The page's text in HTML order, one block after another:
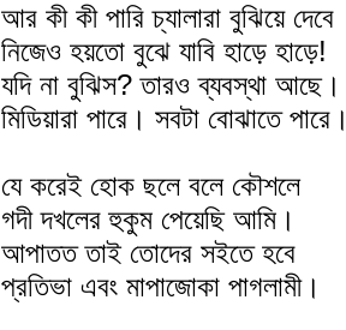
আর কী কী পারি চ্যালারা বুঝিয়ে দেবে
নিজেও হয়তো বুঝে যাবি হাড়ে হাড়ে!
যদি না বুঝিস? তারও ব্যবস্থা আছে।
মিডিয়ারা পারে। সবটা বোঝাতে পারে।
যে করেই হোক ছলে বলে কৌশলে
গদী দখলের হুকুম পেয়েছি আমি।
আপাতত তাই তোদের সইতে হবে
প্রতিভা এবং মাপাজোকা পাগলামী।